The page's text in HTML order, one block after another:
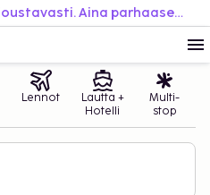
Varaa helposti. Matkusta joustavasti. Aina parhaaseen hintaan.
Lennot
Lautta +
Hotelli
Multi-
stop